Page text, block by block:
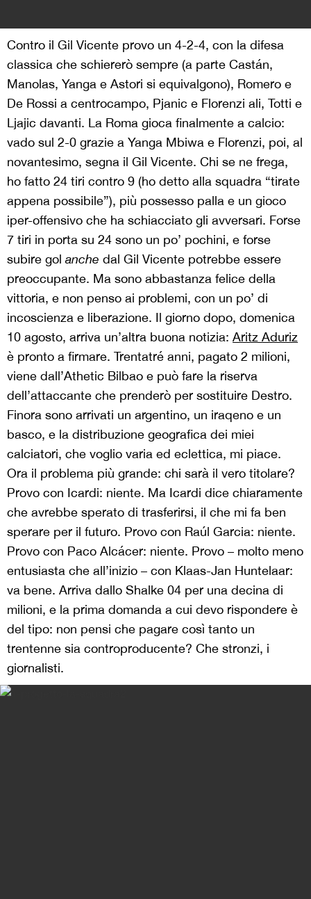
Contro il Gil Vicente provo un 4-2-4, con la difesa
classica che schiererò sempre (a parte Castán,
Manolas, Yanga e Astori si equivalgono), Romero e
De Rossi a centrocampo, Pjanic e Florenzi ali, Totti e
Ljajic davanti. La Roma gioca finalmente a calcio:
vado sul 2-0 grazie a Yanga Mbiwa e Florenzi, poi, al
novantesimo, segna il Gil Vicente. Chi se ne frega,
ho fatto 24 tiri contro 9 (ho detto alla squadra “tirate
appena possibile”), più possesso palla e un gioco
iper-offensivo che ha schiacciato gli avversari. Forse
7 tiri in porta su 24 sono un po’ pochini, e forse
subire golanche dal Gil Vicente potrebbe essere
preoccupante. Ma sono abbastanza felice della
vittoria, e non penso ai problemi, con un po’ di
incoscienza e liberazione. Il giorno dopo, domenica
10 agosto, arriva un’altra buona notizia: Aritz Aduriz
è pronto a firmare. Trentatré anni, pagato 2 milioni,
viene dall’Athetic Bilbao e può fare la riserva
dell’attaccante che prenderò per sostituire Destro.
Finora sono arrivati un argentino, un iraqeno e un
basco, e la distribuzione geografica dei miei
calciatori, che voglio varia ed eclettica, mi piace.
Ora il problema più grande: chi sarà il vero titolare?
Provo con Icardi: niente. Ma Icardi dice chiaramente
che avrebbe sperato di trasferirsi, il che mi fa ben
sperare per il futuro. Provo con Raúl Garcia: niente.
Provo con Paco Alcácer: niente. Provo – molto meno
entusiasta che all’inizio – con Klaas-Jan Huntelaar:
va bene. Arriva dallo Shalke 04 per una decina di
milioni, e la prima domanda a cui devo rispondere è
del tipo: non pensi che pagare così tanto un
trentenne sia controproducente? Che stronzi, i
giornalisti.